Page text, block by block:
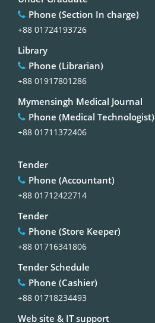
Phone (Section In charge)
+88 01724193726
Library
Phone (Librarian)
+88 01917801286
Mymensingh Medical Journal
Phone (Medical Technologist)
+88 01711372406
Tender
Phone (Accountant)
+88 01712422714
Tender
Phone (Store Keeper)
+88 01716341806
Tender Schedule
Phone (Cashier)
+88 01718234493
Web site & IT support